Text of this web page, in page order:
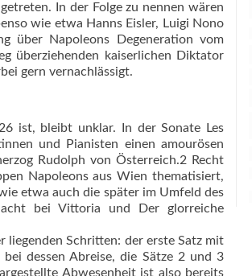
In der Folge zu nennen wären
wie etwa Hanns Eisler, Luigi Nono
über Napoleons Degeneration vom
überziehenden kaiserlichen Diktator
gern vernachlässigt.
ist, bleibt unklar. In der Sonate Les
und Pianisten einen amourö­sen
Rudolph von Österreich.2 Recht
Napoleons aus Wien thematisiert,
etwa auch die später im Umfeld des
bei Vittoria und Der glorreiche
liegenden Schritten: der erste Satz mit
dessen Abreise, die Sätze 2 und 3
Abwesenheit ist also bereits